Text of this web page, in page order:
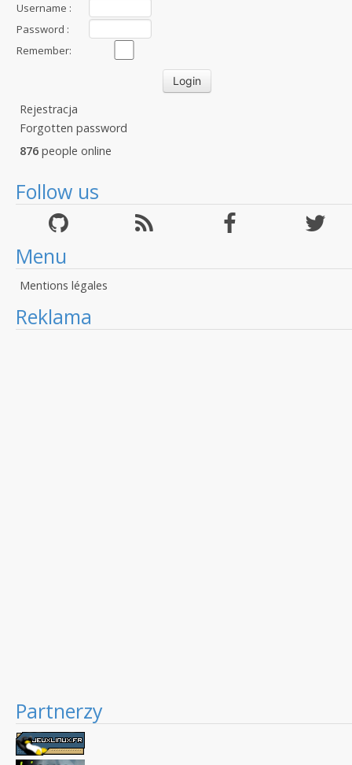
Username :
Password :
Remember:
Rejestracja
Forgotten password
876 people online
Follow us
Menu
Mentions légales
Reklama
Partnerzy